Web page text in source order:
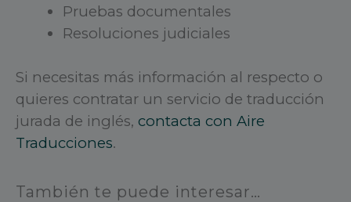
Pruebas documentales
Resoluciones judiciales
Si necesitas más información al respecto o
quieres contratar un servicio de traducción
jurada de inglés, contacta con Aire
Traducciones.
También te puede interesar…